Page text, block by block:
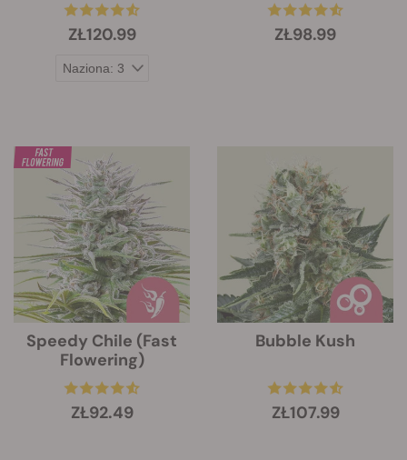
ZŁ120.99 ZŁ98.99
Speedy Chile (Fast
Flowering)
ZŁ92.49
Bubble Kush
ZŁ107.99